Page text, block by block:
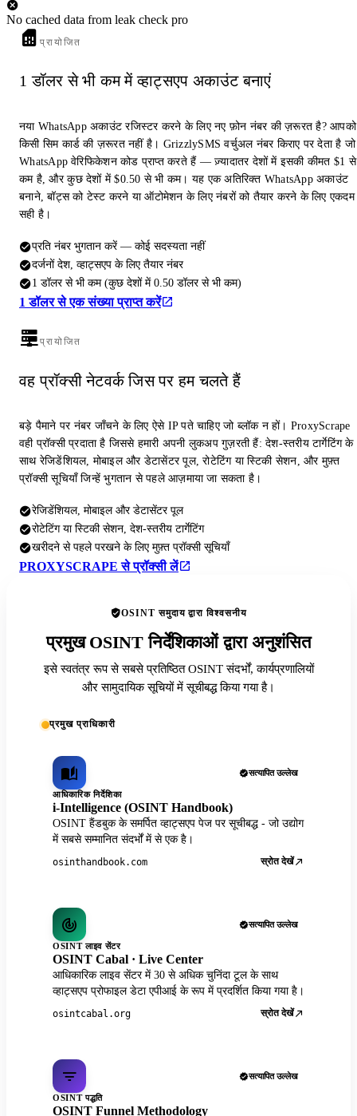
No cached data from leak check pro
प्रायोजित
1 डॉलर से भी कम में व्हाट्सएप अकाउंट बनाएं
नया WhatsApp अकाउंट रजिस्टर करने के लिए नए फ़ोन नंबर की ज़रूरत है? आपको
किसी सिम कार्ड की ज़रूरत नहीं है। GrizzlySMS वर्चुअल नंबर किराए पर देता है जो
WhatsApp वेरिफिकेशन कोड प्राप्त करते हैं — ज़्यादातर देशों में इसकी कीमत $1 से
कम है, और कुछ देशों में $0.50 से भी कम। यह एक अतिरिक्त WhatsApp अकाउंट
बनाने, बॉट्स को टेस्ट करने या ऑटोमेशन के लिए नंबरों को तैयार करने के लिए एकदम
सही है।
प्रति नंबर भुगतान करें — कोई सदस्यता नहीं
दर्जनों देश, व्हाट्सएप के लिए तैयार नंबर
1 डॉलर से भी कम (कुछ देशों में 0.50 डॉलर से भी कम)
1 डॉलर से एक संख्या प्राप्त करें
प्रायोजित
वह प्रॉक्सी नेटवर्क जिस पर हम चलते हैं
बड़े पैमाने पर नंबर जाँचने के लिए ऐसे IP पते चाहिए जो ब्लॉक न हों। ProxyScrape
वही प्रॉक्सी प्रदाता है जिससे हमारी अपनी लुकअप गुज़रती हैं: देश-स्तरीय टार्गेटिंग के
साथ रेजिडेंशियल, मोबाइल और डेटासेंटर पूल, रोटेटिंग या स्टिकी सेशन, और मुफ़्त
प्रॉक्सी सूचियाँ जिन्हें भुगतान से पहले आज़माया जा सकता है।
रेजिडेंशियल, मोबाइल और डेटासेंटर पूल
रोटेटिंग या स्टिकी सेशन, देश-स्तरीय टार्गेटिंग
खरीदने से पहले परखने के लिए मुफ़्त प्रॉक्सी सूचियाँ
PROXYSCRAPE से प्रॉक्सी लें
OSINT समुदाय द्वारा विश्वसनीय
प्रमुख OSINT निर्देशिकाओं द्वारा अनुशंसित
इसे स्वतंत्र रूप से सबसे प्रतिष्ठित OSINT संदर्भों, कार्यप्रणालियों
और सामुदायिक सूचियों में सूचीबद्ध किया गया है।
प्रमुख प्राधिकारी
सत्यापित उल्लेख
आधिकारिक निर्देशिका
i-Intelligence (OSINT Handbook)
OSINT हैंडबुक के समर्पित व्हाट्सएप पेज पर सूचीबद्ध - जो उद्योग
में सबसे सम्मानित संदर्भों में से एक है।
osinthandbook.com स्रोत देखें
सत्यापित उल्लेख
OSINT लाइव सेंटर
OSINT Cabal · Live Center
आधिकारिक लाइव सेंटर में 30 से अधिक चुनिंदा टूल के साथ
व्हाट्सएप प्रोफाइल डेटा एपीआई के रूप में प्रदर्शित किया गया है।
osintcabal.org स्रोत देखें
सत्यापित उल्लेख
OSINT पद्धति
OSINT Funnel Methodology